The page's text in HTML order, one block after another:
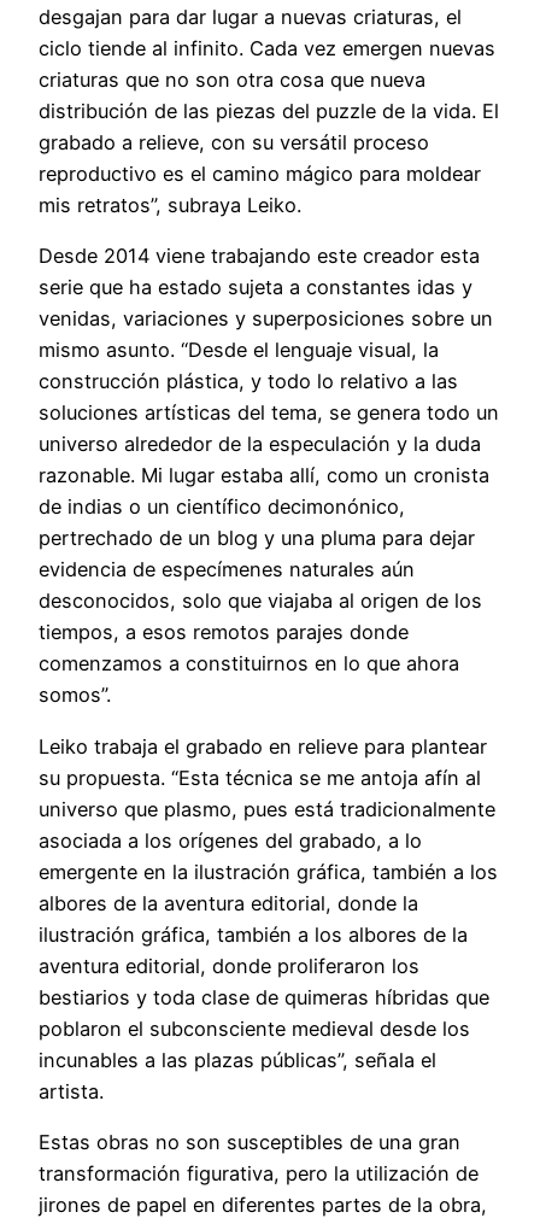
desgajan para dar lugar a nuevas criaturas, el
ciclo tiende al infinito. Cada vez emergen nuevas
criaturas que no son otra cosa que nueva
distribución de las piezas del puzzle de la vida. El
grabado a relieve, con su versátil proceso
reproductivo es el camino mágico para moldear
mis retratos”, subraya Leiko.
Desde 2014 viene trabajando este creador esta
serie que ha estado sujeta a constantes idas y
venidas, variaciones y superposiciones sobre un
mismo asunto. “Desde el lenguaje visual, la
construcción plástica, y todo lo relativo a las
soluciones artísticas del tema, se genera todo un
universo alrededor de la especulación y la duda
razonable. Mi lugar estaba allí, como un cronista
de indias o un científico decimonónico,
pertrechado de un blog y una pluma para dejar
evidencia de especímenes naturales aún
desconocidos, solo que viajaba al origen de los
tiempos, a esos remotos parajes donde
comenzamos a constituirnos en lo que ahora
somos”.
Leiko trabaja el grabado en relieve para plantear
su propuesta. “Esta técnica se me antoja afín al
universo que plasmo, pues está tradicionalmente
asociada a los orígenes del grabado, a lo
emergente en la ilustración gráfica, también a los
albores de la aventura editorial, donde la
ilustración gráfica, también a los albores de la
aventura editorial, donde proliferaron los
bestiarios y toda clase de quimeras híbridas que
poblaron el subconsciente medieval desde los
incunables a las plazas públicas”, señala el
artista.
Estas obras no son susceptibles de una gran
transformación figurativa, pero la utilización de
jirones de papel en diferentes partes de la obra,